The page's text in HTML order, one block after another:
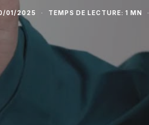
01/2025 · TEMPS DE LECTURE: 1 MN ·